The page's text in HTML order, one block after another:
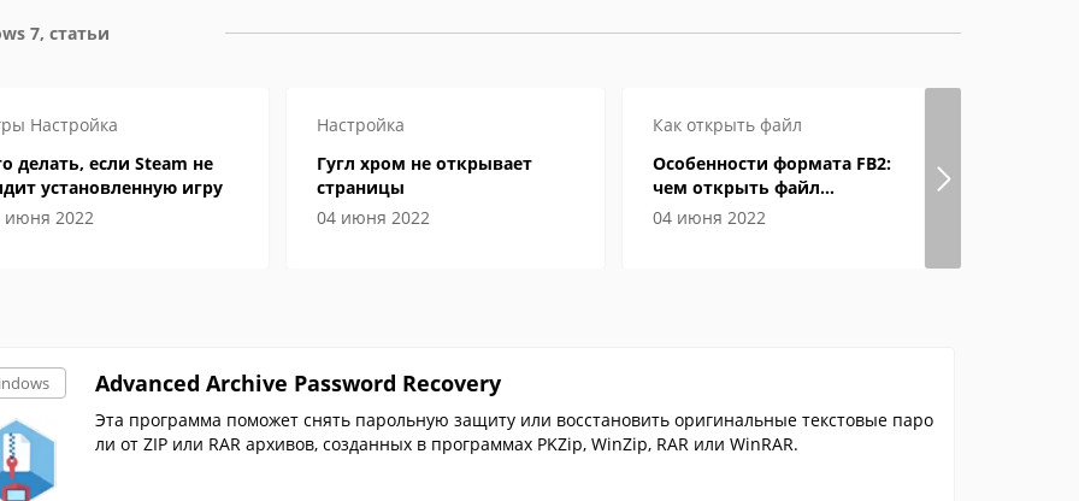
7, статьи
Настройка
делать, если Steam не
установленную игру
июня 2022
Настройка
Гугл хром не открывает
страницы
04 июня 2022
Как открыть файл
Особенности формата FB2:
чем открыть файл
электронной книги
04 июня 2022
Advanced Archive Password Recovery
Эта программа поможет снять парольную защиту или восстановить оригинальные текстовые паро
ли от ZIP или RAR архивов, созданных в программах PKZip, WinZip, RAR или WinRAR.